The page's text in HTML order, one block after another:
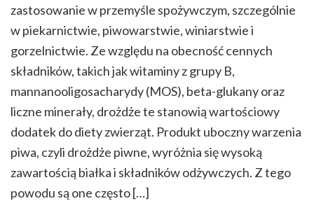
zastosowanie w przemyśle spożywczym, szczególnie
w piekarnictwie, piwowarstwie, winiarstwie i
gorzelnictwie. Ze względu na obecność cennych
składników, takich jak witaminy z grupy B,
mannanooligosacharydy (MOS), beta-glukany oraz
liczne minerały, drożdże te stanowią wartościowy
dodatek do diety zwierząt. Produkt uboczny warzenia
piwa, czyli drożdże piwne, wyróżnia się wysoką
zawartością białka i składników odżywczych. Z tego
powodu są one często […]